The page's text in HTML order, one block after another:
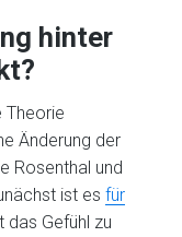
hinter
Theorie
Änderung der
Rosenthal und
ist esfür
das Gefühl zu